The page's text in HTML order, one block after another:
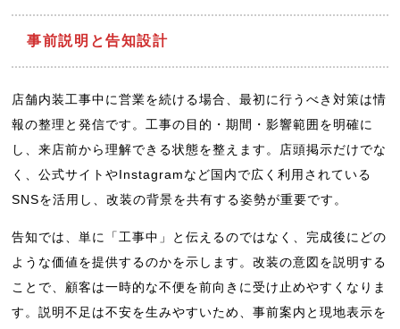
事前説明と告知設計
店舗内装工事中に営業を続ける場合、最初に行うべき対策は情
報の整理と発信です。工事の目的・期間・影響範囲を明確に
し、来店前から理解できる状態を整えます。店頭掲示だけでな
く、公式サイトやInstagramなど国内で広く利用されている
SNSを活用し、改装の背景を共有する姿勢が重要です。
告知では、単に「工事中」と伝えるのではなく、完成後にどの
ような価値を提供するのかを示します。改装の意図を説明する
ことで、顧客は一時的な不便を前向きに受け止めやすくなりま
す。説明不足は不安を生みやすいため、事前案内と現地表示を